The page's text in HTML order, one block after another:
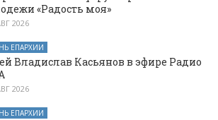
«Радость моя»
2026
ЕПАРХИИ
Владислав Касьянов в эфире Радио
2026
ЕПАРХИИ